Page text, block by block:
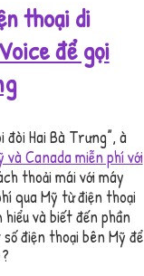
thoại di
để gọi
đòi Hai Bà Trưng”, à
và Canada miễn phí với
thoải mái với máy
qua Mỹ từ điện thoại
và biết đến phần
điện thoại bên Mỹ để